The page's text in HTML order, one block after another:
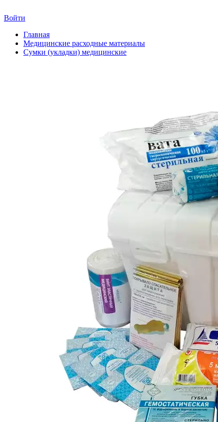
Войти
Главная
Медицинские расходные материалы
Сумки (укладки) медицинские